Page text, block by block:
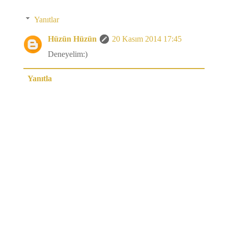
Yanıtlar
Hüzün Hüzün
20 Kasım 2014 17:45
Deneyelim:)
Yanıtla